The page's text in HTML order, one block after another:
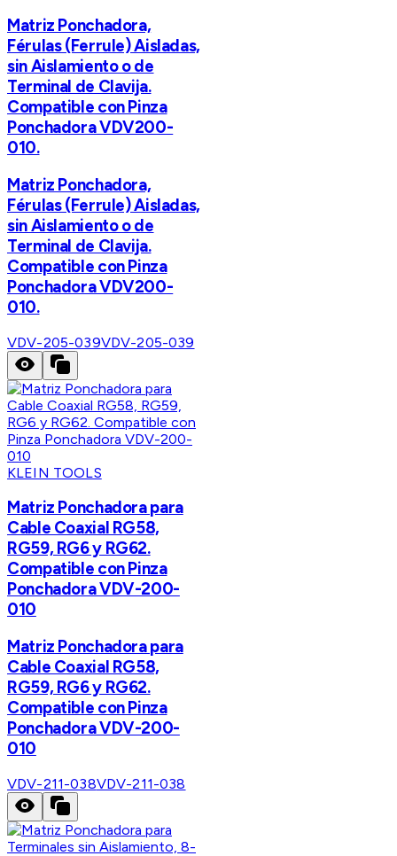
Matriz Ponchadora,
Férulas (Ferrule) Aisladas,
sin Aislamiento o de
Terminal de Clavija.
Compatible con Pinza
Ponchadora VDV200-
010.
Matriz Ponchadora,
Férulas (Ferrule) Aisladas,
sin Aislamiento o de
Terminal de Clavija.
Compatible con Pinza
Ponchadora VDV200-
010.
VDV-205-039VDV-205-039
KLEIN TOOLS
Matriz Ponchadora para
Cable Coaxial RG58,
RG59, RG6 y RG62.
Compatible con Pinza
Ponchadora VDV-200-
010
Matriz Ponchadora para
Cable Coaxial RG58,
RG59, RG6 y RG62.
Compatible con Pinza
Ponchadora VDV-200-
010
VDV-211-038VDV-211-038